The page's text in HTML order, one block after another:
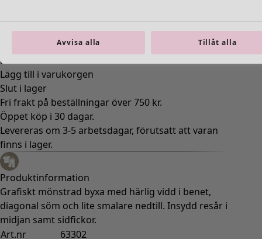
L
Hitta rätt storlek
Hitta rätt storlek
Lägg till i varukorgen
Slut i lager
Fri frakt på beställningar över 750 kr.
Öppet köp i 30 dagar.
Levereras om 3-5 arbetsdagar, förutsatt att varan
finns i lager.
Produktinformation
Grafiskt mönstrad byxa med härlig vidd i benet,
diagonal söm och lite smalare nedtill. Insydd resår i
midjan samt sidfickor.
Art.nr
63302
Avvisa alla Tillåt alla